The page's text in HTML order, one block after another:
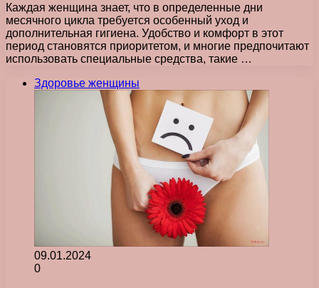
Каждая женщина знает, что в определенные дни
месячного цикла требуется особенный уход и
дополнительная гигиена. Удобство и комфорт в этот
период становятся приоритетом, и многие предпочитают
использовать специальные средства, такие …
Здоровье женщины
09.01.2024
0